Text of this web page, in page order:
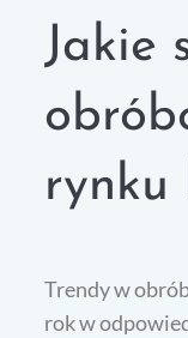
Jakie
rynku
Trendy w
rok w